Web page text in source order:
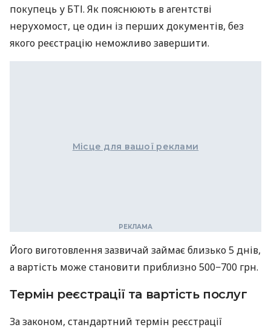
покупець у БТІ. Як пояснюють в агентстві
нерухомост, це один із перших документів, без
якого реєстрацію неможливо завершити.
Місце для вашої реклами
Його виготовлення зазвичай займає близько 5 днів,
а вартість може становити приблизно 500−700 грн.
Термін реєстрації та вартість послуг
За законом, стандартний термін реєстрації